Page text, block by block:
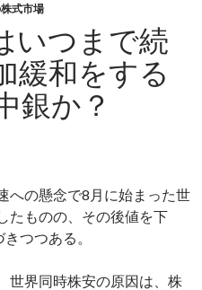
式市場
いつまで続
緩和をする
銀か？
への懸念で8月に始まった世
たものの、その後値を下
つつある。
世界同時株安の原因は、株